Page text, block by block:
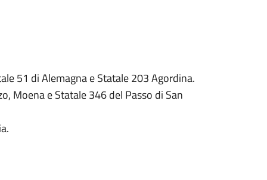
51 di Alemagna e Statale 203 Agordina.
Moena e Statale 346 del Passo di San